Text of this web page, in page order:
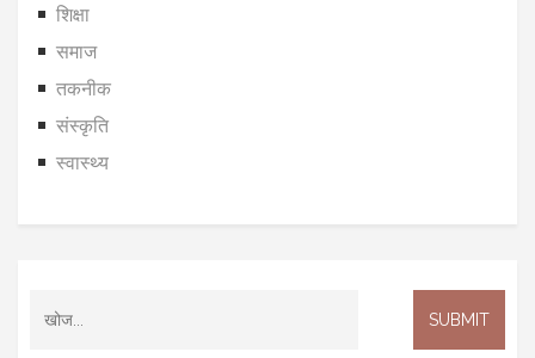
शिक्षा
समाज
तकनीक
संस्कृति
स्वास्थ्य